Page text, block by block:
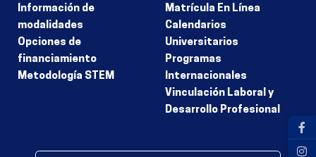
Información de
modalidades
Opciones de
financiamiento
Metodología STEM
Matrícula En Línea
Calendarios
Universitarios
Programas
Internacionales
Vinculación Laboral y
Desarrollo Profesional